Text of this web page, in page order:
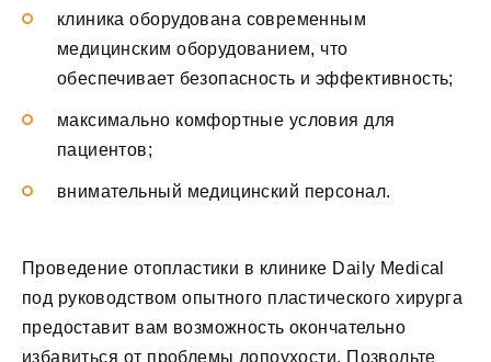
клиника оборудована современным
медицинским оборудованием, что
обеспечивает безопасность и эффективность;
максимально комфортные условия для
пациентов;
внимательный медицинский персонал.
Проведение отопластики в клинике Daily Medical
под руководством опытного пластического хирурга
предоставит вам возможность окончательно
избавиться от проблемы лопоухости. Позвольте